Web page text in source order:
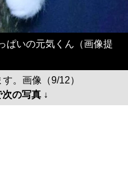
ぱいの元気くん（画像提
。画像（9/12）
の写真 ↓